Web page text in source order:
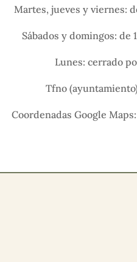
Martes, jueves y viernes:
Sábados y domingos: de
Lunes: cerrado
Tfno
Coordenadas Google